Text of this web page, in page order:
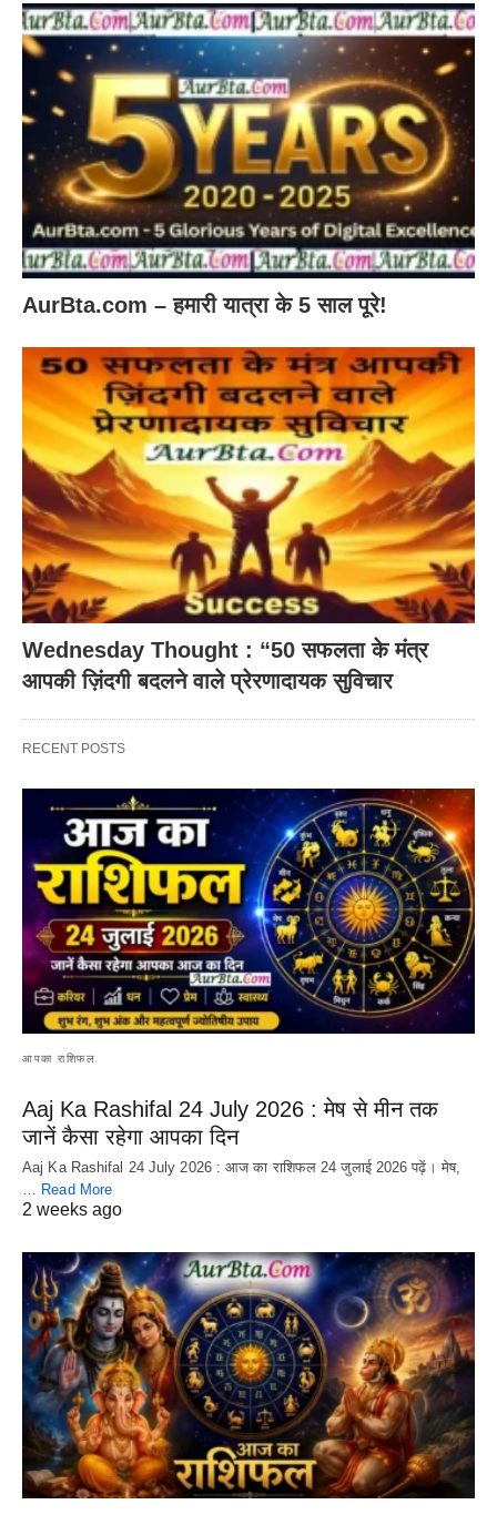
AurBta.com – हमारी यात्रा के 5 साल पूरे!
Wednesday Thought : “50 सफलता के मंत्र
आपकी ज़िंदगी बदलने वाले प्रेरणादायक सुविचार
RECENT POSTS
आपका राशिफल
Aaj Ka Rashifal 24 July 2026 : मेष से मीन तक
जानें कैसा रहेगा आपका दिन
Aaj Ka Rashifal 24 July 2026 : आज का राशिफल 24 जुलाई 2026 पढ़ें। मेष,
… Read More
2 weeks ago